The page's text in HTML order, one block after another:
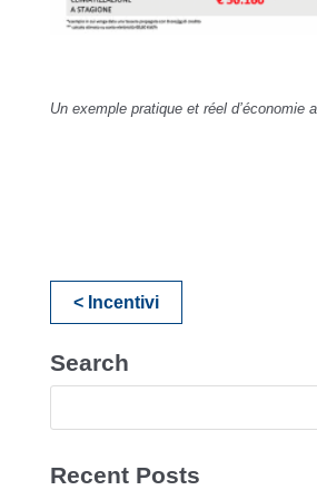
Un exemple pratique et réel d’économie
< Incentivi
Search
Recent Posts